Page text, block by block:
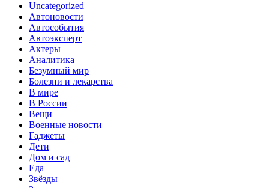
Uncategorized
Автоновости
Автособытия
Автоэксперт
Актеры
Аналитика
Безумный мир
Болезни и лекарства
В мире
В России
Вещи
Военные новости
Гаджеты
Дети
Дом и сад
Еда
Звёзды